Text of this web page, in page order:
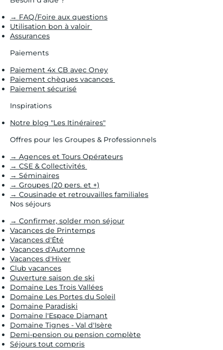
→ FAQ/Foire aux questions
Utilisation bon à valoir
Assurances
Paiements
Paiement 4x CB avec Oney
Paiement chèques vacances
Paiement sécurisé
Inspirations
Notre blog "Les Itinéraires"
Offres pour les Groupes & Professionnels
→ Agences et Tours Opérateurs
→ CSE & Collectivités
→ Séminaires
→ Groupes (20 pers. et +)
→ Cousinade et retrouvailles familiales
Nos séjours
→ Confirmer, solder mon séjour
Vacances de Printemps
Vacances d'Été
Vacances d'Automne
Vacances d'Hiver
Club vacances
Ouverture saison de ski
Domaine Les Trois Vallées
Domaine Les Portes du Soleil
Domaine Paradiski
Domaine l'Espace Diamant
Domaine Tignes - Val d'Isère
Demi-pension ou pension complète
Séjours tout compris